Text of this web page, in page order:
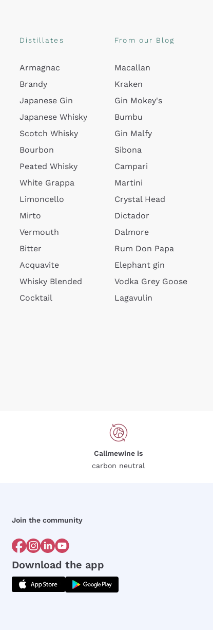
Distillates
Armagnac
Brandy
Japanese Gin
Japanese Whisky
Scotch Whisky
Bourbon
Peated Whisky
White Grappa
Limoncello
Mirto
Vermouth
Bitter
Acquavite
Whisky Blended
Cocktail
From our Blog
Macallan
Kraken
Gin Mokey's
Bumbu
Gin Malfy
Sibona
Campari
Martini
Crystal Head
Dictador
Dalmore
Rum Don Papa
Elephant gin
Vodka Grey Goose
Lagavulin
Callmewine is
carbon neutral
Join the community
Download the app